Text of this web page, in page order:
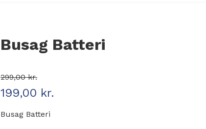
Busag Batteri
299,00kr.
Den oprindelige pris var: 299,00 kr..
199,00 kr.
Busag Batteri